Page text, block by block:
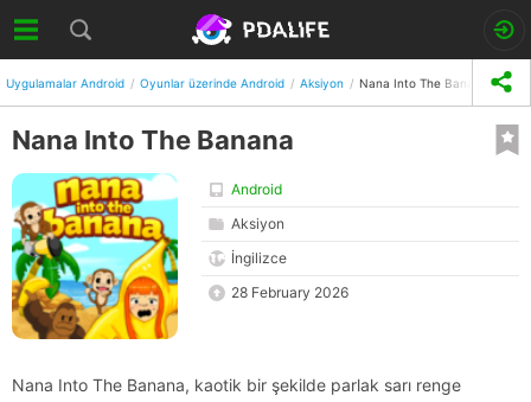
Uygulamalar Android Oyunlar üzerinde Android Aksiyon Nana Into The Banana
Nana Into The Banana
Android
Aksiyon
İngilizce
28 February 2026
Nana Into The Banana, kaotik bir şekilde parlak sarı renge